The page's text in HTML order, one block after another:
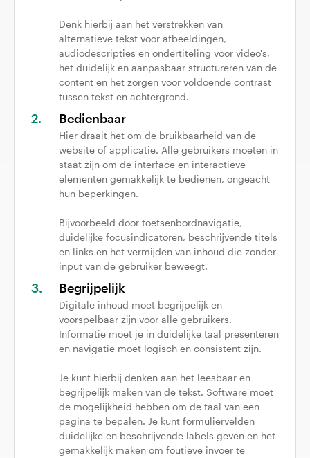
Denk hierbij aan het verstrekken van
alternatieve tekst voor afbeeldingen,
audiodescripties en ondertiteling voor video's,
het duidelijk en aanpasbaar structureren van de
content en het zorgen voor voldoende contrast
tussen tekst en achtergrond.
Bedienbaar
Hier draait het om de bruikbaarheid van de
website of applicatie. Alle gebruikers moeten in
staat zijn om de interface en interactieve
elementen gemakkelijk te bedienen, ongeacht
hun beperkingen.
Bijvoorbeeld door toetsenbordnavigatie,
duidelijke focusindicatoren, beschrijvende titels
en links en het vermijden van inhoud die zonder
input van de gebruiker beweegt.
Begrijpelijk
Digitale inhoud moet begrijpelijk en
voorspelbaar zijn voor alle gebruikers.
Informatie moet je in duidelijke taal presenteren
en navigatie moet logisch en consistent zijn.
Je kunt hierbij denken aan het leesbaar en
begrijpelijk maken van de tekst. Software moet
de mogelijkheid hebben om de taal van een
pagina te bepalen. Je kunt formuliervelden
duidelijke en beschrijvende labels geven en het
gemakkelijk maken om foutieve invoer te